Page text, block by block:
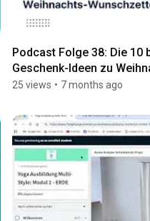
Podcast Folge 38: Die 10
Geschenk-Ideen zu
25 views • 7 months ago